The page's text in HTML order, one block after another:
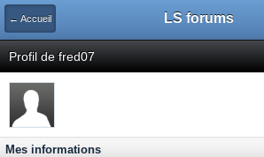
← Accueil LS forums
Profil de fred07
Mes informations